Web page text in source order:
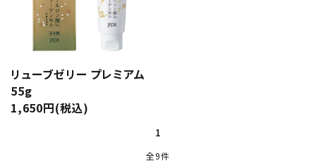
リューブゼリー プレミアム
55g
1,650円(税込)
1
全9件